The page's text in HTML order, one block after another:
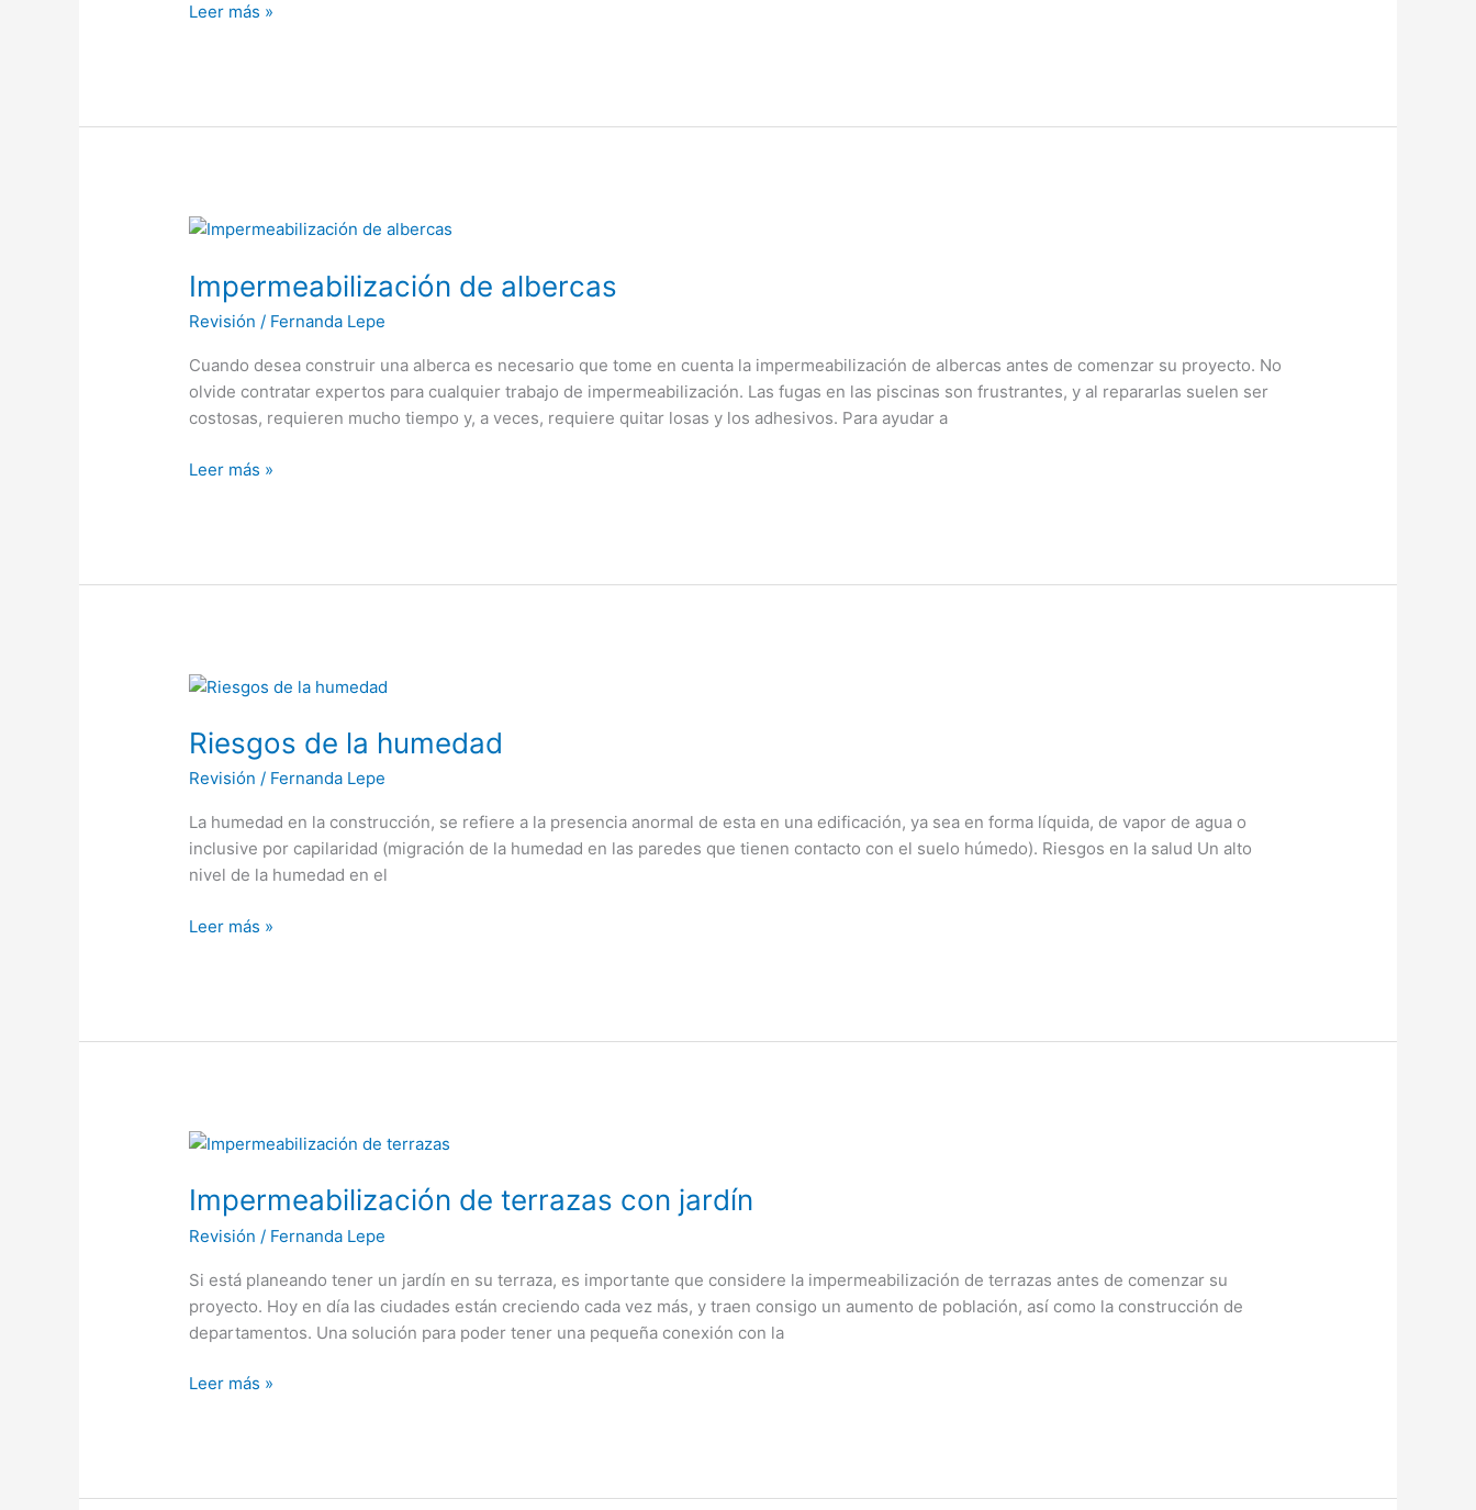
Leer más »
Impermeabilización de albercas
Revisión / Fernanda Lepe
Cuando desea construir una alberca es necesario que tome en cuenta la impermeabilización de albercas antes de comenzar su proyecto. No
olvide contratar expertos para cualquier trabajo de impermeabilización. Las fugas en las piscinas son frustrantes, y al repararlas suelen ser
costosas, requieren mucho tiempo y, a veces, requiere quitar losas y los adhesivos. Para ayudar a
Impermeabilización
albercas
Leer más »
Riesgos de la humedad
Revisión / Fernanda Lepe
La humedad en la construcción, se refiere a la presencia anormal de esta en una edificación, ya sea en forma líquida, de vapor de agua o
inclusive por capilaridad (migración de la humedad en las paredes que tienen contacto con el suelo húmedo). Riesgos en la salud Un alto
nivel de la humedad en el
Riesgos
la
humedad
Leer más »
Impermeabilización de terrazas con jardín
Revisión / Fernanda Lepe
Si está planeando tener un jardín en su terraza, es importante que considere la impermeabilización de terrazas antes de comenzar su
proyecto. Hoy en día las ciudades están creciendo cada vez más, y traen consigo un aumento de población, así como la construcción de
departamentos. Una solución para poder tener una pequeña conexión con la
Impermeabilización
terrazas
jardín
Leer más »